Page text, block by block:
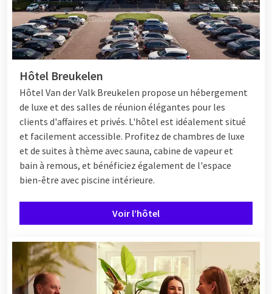
Hôtel Breukelen
Hôtel Van der Valk Breukelen propose un hébergement
de luxe et des salles de réunion élégantes pour les
clients d'affaires et privés. L'hôtel est idéalement situé
et facilement accessible. Profitez de chambres de luxe
et de suites à thème avec sauna, cabine de vapeur et
bain à remous, et bénéficiez également de l'espace
bien-être avec piscine intérieure.
Voir l’hôtel